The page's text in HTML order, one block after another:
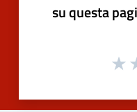
su questa